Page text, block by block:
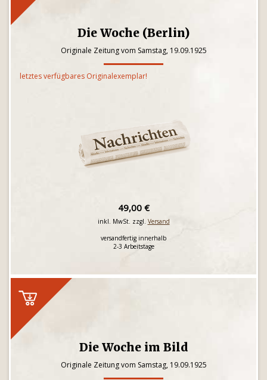
Die Woche (Berlin)
Originale Zeitung vom Samstag, 19.09.1925
letztes verfügbares Originalexemplar!
49,00 €
inkl. MwSt. zzgl. Versand
versandfertig innerhalb
2-3 Arbeitstage
Die Woche im Bild
Originale Zeitung vom Samstag, 19.09.1925